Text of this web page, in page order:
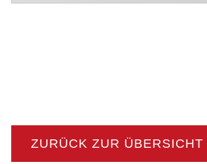
ZURÜCK ZUR ÜBERSICHT